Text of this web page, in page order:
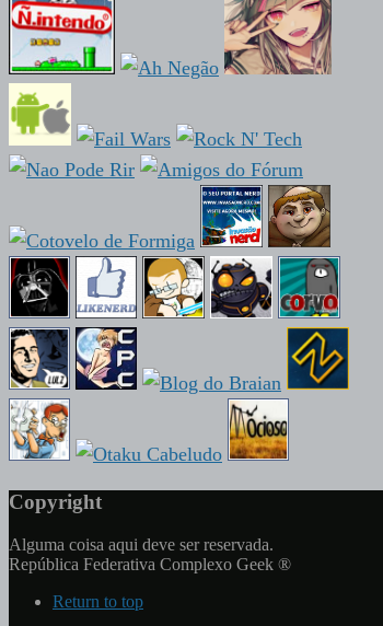
Copyright
Alguma coisa aqui deve ser reservada.
República Federativa Complexo Geek ®
Return to top